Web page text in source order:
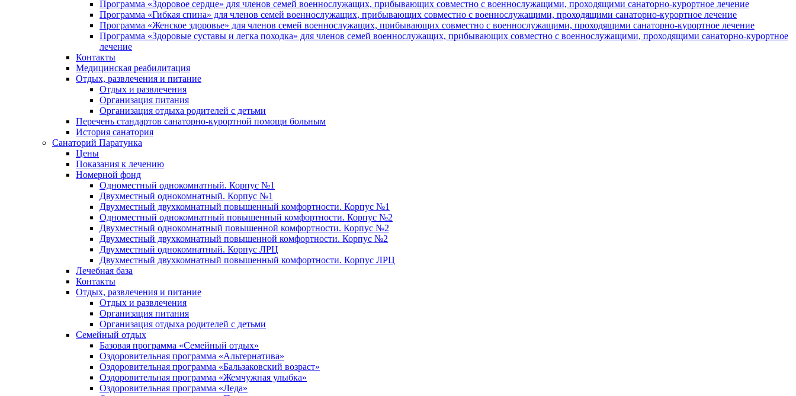
Программа «Здоровое сердце» для членов семей военнослужащих, прибывающих совместно с военнослужащими, проходящими санаторно-курортное лечение
Программа «Гибкая спина» для членов семей военнослужащих, прибывающих совместно с военнослужащими, проходящими санаторно-курортное лечение
Программа «Женское здоровье» для членов семей военнослужащих, прибывающих совместно с военнослужащими, проходящими санаторно-курортное лечение
Программа «Здоровые суставы и легка походка» для членов семей военнослужащих, прибывающих совместно с военнослужащими, проходящими санаторно-курортное
лечение
Контакты
Медицинская реабилитация
Отдых, развлечения и питание
Отдых и развлечения
Организация питания
Организация отдыха родителей с детьми
Перечень стандартов санаторно-курортной помощи больным
История санатория
Санаторий Паратунка
Цены
Показания к лечению
Номерной фонд
Одноместный однокомнатный. Корпус №1
Двухместный однокомнатный. Корпус №1
Двухместный двухкомнатный повышенный комфортности. Корпус №1
Одноместный однокомнатный повышенный комфортности. Корпус №2
Двухместный однокомнатный повышенной комфортности. Корпус №2
Двухместный двухкомнатный повышенной комфортности. Корпус №2
Двухместный однокомнатный. Корпус ЛРЦ
Двухместный двухкомнатный повышенный комфортности. Корпус ЛРЦ
Лечебная база
Контакты
Отдых, развлечения и питание
Отдых и развлечения
Организация питания
Организация отдыха родителей с детьми
Семейный отдых
Базовая программа «Семейный отдых»
Оздоровительная программа «Альтернатива»
Оздоровительная программа «Бальзаковский возраст»
Оздоровительная программа «Жемчужная улыбка»
Оздоровительная программа «Леда»